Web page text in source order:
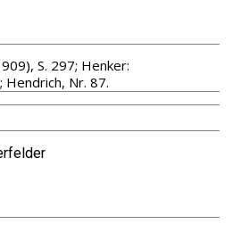
S. 297; Henker:
Hendrich, Nr. 87.